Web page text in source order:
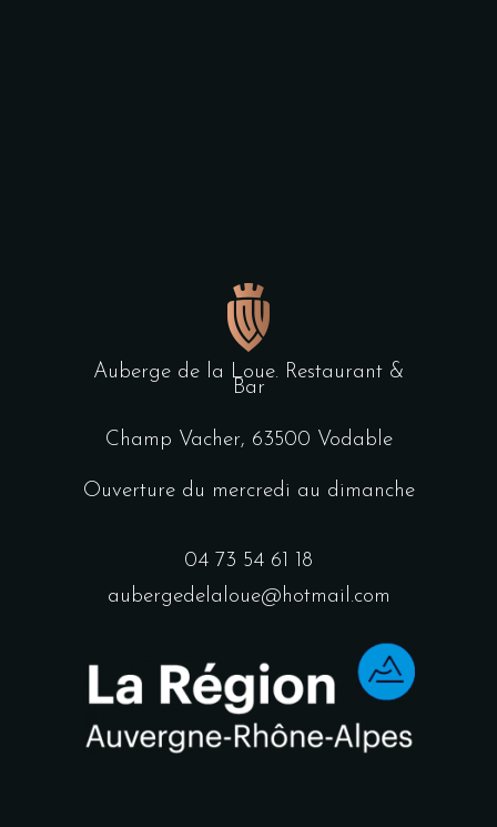
Auberge de la Loue. Restaurant &
Bar
Champ Vacher, 63500 Vodable
Ouverture du mercredi au dimanche
04 73 54 61 18
aubergedelaloue@hotmail.com